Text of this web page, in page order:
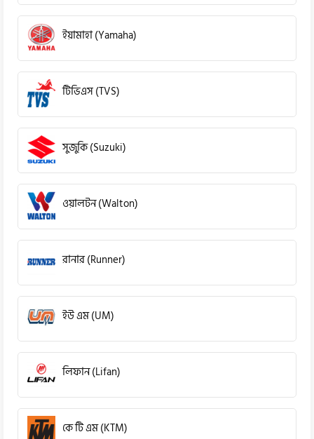
ইয়ামাহা (Yamaha)
টিভিএস (TVS)
সুজুকি (Suzuki)
ওয়ালটন (Walton)
রানার (Runner)
ইউ এম (UM)
লিফান (Lifan)
কে টি এম (KTM)